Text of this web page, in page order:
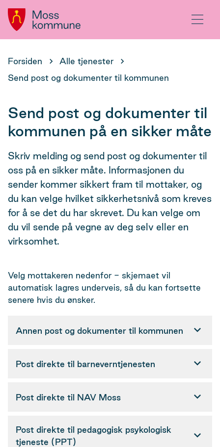
Hovedportal Meny
Du
her:
Forsiden
Alle tjenester
Send post og dokumenter til kommunen
Send post og dokumenter til
kommunen på en sikker måte
Skriv melding og send post og dokumenter til
oss på en sikker måte. Informasjonen du
sender kommer sikkert fram til mottaker, og
du kan velge hvilket sikkerhetsnivå som kreves
for å se det du har skrevet. Du kan velge om
du vil sende på vegne av deg selv eller en
virksomhet.
Velg mottakeren nedenfor - skjemaet vil
automatisk lagres underveis, så du kan fortsette
senere hvis du ønsker.
Annen post og dokumenter til kommunen
Post direkte til barneverntjenesten
Post direkte til NAV Moss
Post direkte til pedagogisk psykologisk
tjeneste (PPT)